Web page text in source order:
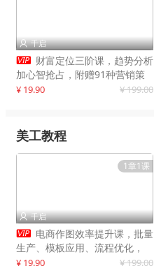
 千启
 财富定位三阶课，趋势分析
加心智抢占，附赠91种营销策
略模型
¥ 19.90 ¥ 199.00
美工教程
1章1课
 千启
 电商作图效率提升课，批量
生产、模板应用、流程优化，
20+细分品类实操案例，月赚3
¥ 19.90 ¥ 199.00